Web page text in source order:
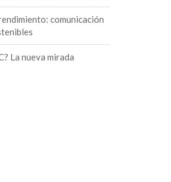
comunicación
La nueva mirada